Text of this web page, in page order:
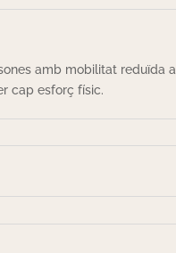
amb mobilitat reduïda
cap esforç físic.